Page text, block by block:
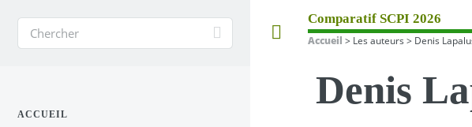
Comparatif SCPI 2026
Accueil > Les auteurs > Denis
Denis
ACCUEIL
Toggle